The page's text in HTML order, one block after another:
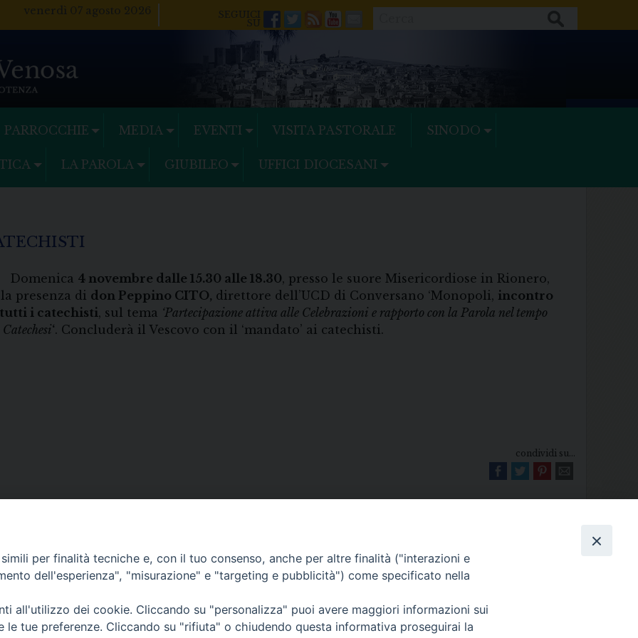
venerdì 07 agosto 2026
Facebook
Twitter
FeedsYoutube
Mail
PARROCCHIE MEDIA EVENTI VISITA PASTORALE SINODO
LA PAROLA GIUBILEO UFFICI DIOCESANI
4 novembre dalle 15.30 alle 18.30, presso le suore Misericordiose in Rionero,
presenza di don Peppino CITO, direttore dell’UCD di Conversano ‘Monopoli, incontro
i catechisti, sul tema ‘Partecipazione attiva alle Celebrazioni e rapporto con la Parola nel tempo
‘. Concluderà il Vescovo con il ‘mandato’ ai catechisti.
condividi su...
• Largo Duomo, 12 - 85025 MELFI (PZ) • Tel. 0972238604
per finalità tecniche e, con il tuo consenso, anche per altre finalità ("interazioni e
dell'esperienza", "misurazione" e "targeting e pubblicità") come specificato nella
all'utilizzo dei cookie. Cliccando su "personalizza" puoi avere maggiori informazioni sui
le tue preferenze. Cliccando su "rifiuta" o chiudendo questa informativa proseguirai la